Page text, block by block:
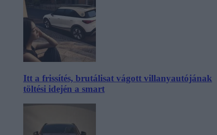
Itt a frissítés, brutálisat vágott villanyautójának
töltési idején a smart